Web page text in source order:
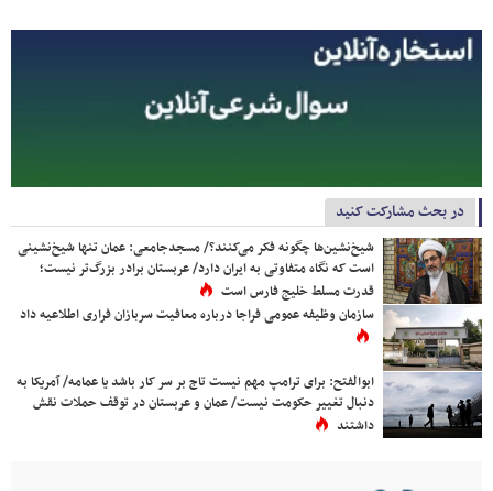
در بحث مشارکت کنید
شیخ‌نشین‌ها چگونه فکر می‌کنند؟/ مسجدجامعی: عمان تنها شیخ‌نشینی
است که نگاه متفاوتی به ایران دارد/ عربستان برادر بزرگ‌تر نیست؛
قدرت مسلط خلیج فارس است
سازمان وظیفه عمومی فراجا درباره معافیت سربازان فراری اطلاعیه داد
ابوالفتح: برای ترامپ مهم نیست تاج بر سر کار باشد یا عمامه/ آمریکا به
دنبال تغییر حکومت نیست/ عمان و عربستان در توقف حملات نقش
داشتند